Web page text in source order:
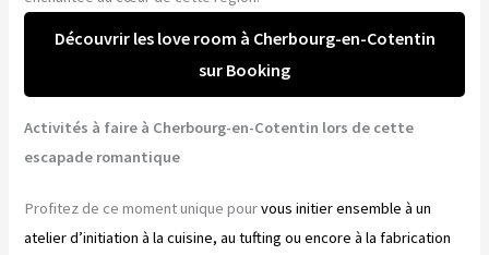
Découvrir les love room à Cherbourg-en-Cotentin
sur Booking
Activités à faire à Cherbourg-en-Cotentin lors de cette
escapade romantique
Profitez de ce moment unique pourvous initier ensemble à un
atelier d’initiation à la cuisine, au tufting ou encore à la fabrication